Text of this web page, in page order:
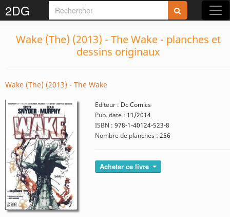
2DG
Wake (The) (2013) - The Wake - planches et
dessins originaux
Wake (The) (2013) - The Wake
Editeur : Dc Comics
Pub. date : 11/2014
ISBN : 978-1-40124-523-8
Nombre de planches : 256
Acheter ce livre